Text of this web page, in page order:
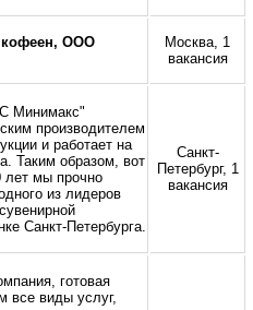
кофеен, ООО
Москва, 1
вакансия
Минимакс"
производителем
и работает на
Таким образом, вот
лет мы прочно
из лидеров
Санкт-Петербурга.
Санкт-
Петербург, 1
вакансия
готовая
все виды услуг,